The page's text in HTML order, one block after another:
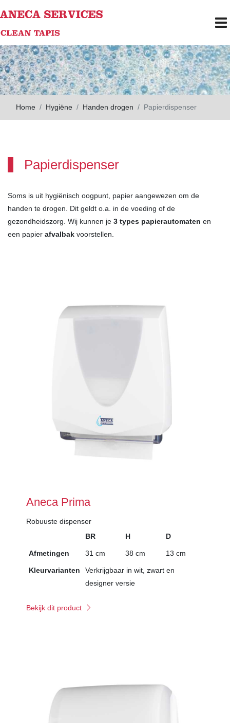
Home Hygiëne Handen drogen Papierdispenser
Papierdispenser
Soms is uit hygiënisch oogpunt, papier aangewezen om de
handen te drogen. Dit geldt o.a. in de voeding of de
gezondheidszorg. Wij kunnen je 3 types papierautomaten en
een papier afvalbak voorstellen.
Aneca Prima
Robuuste dispenser
BR
H D
Afmetingen 31 cm 38 cm 13 cm
Kleurvarianten
Verkrijgbaar in wit, zwart en
designer versie
Bekijk dit product